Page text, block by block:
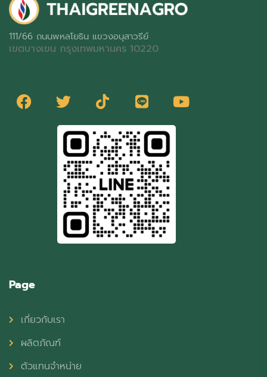
111/66 ถนนพหลโยธิน แขวงอนุสาวรีย์
เขตบางเขน กรุงเทพมหานคร 10220
Page
เกี่ยวกับเรา
ผลิตภัณฑ์
ตัวแทนจำหน่าย